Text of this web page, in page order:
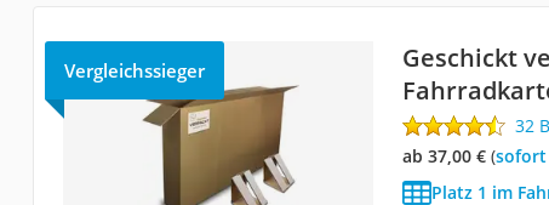
Vergleichssieger
Geschickt
32
ab 37,00 €(
Platz 1 im